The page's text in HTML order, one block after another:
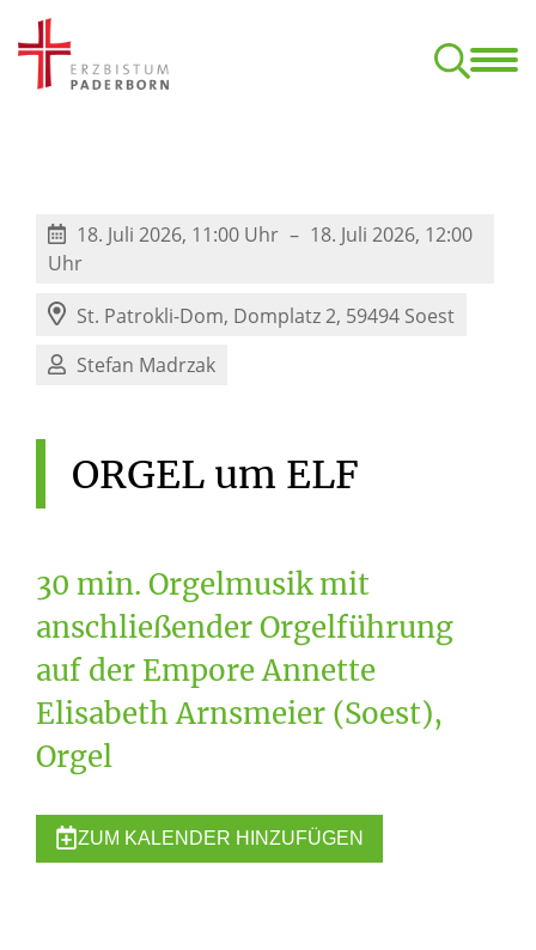
18. Juli 2026, 11:00 Uhr
18. Juli 2026, 12:00
Uhr
St. Patrokli-Dom, Domplatz 2, 59494 Soest
Stefan Madrzak
ORGEL um ELF
30 min. Orgelmusik mit
anschließender Orgelführung
auf der Empore Annette
Elisabeth Arnsmeier (Soest),
Orgel
ZUM KALENDER HINZUFÜGEN